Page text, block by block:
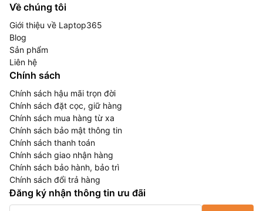
Về chúng tôi
Giới thiệu về Laptop365
Blog
Sản phẩm
Liên hệ
Chính sách
Chính sách hậu mãi trọn đời
Chính sách đặt cọc, giữ hàng
Chính sách mua hàng từ xa
Chính sách bảo mật thông tin
Chính sách thanh toán
Chính sách giao nhận hàng
Chính sách bảo hành, bảo trì
Chính sách đổi trả hàng
Đăng ký nhận thông tin ưu đãi